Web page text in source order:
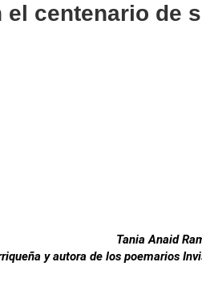
el centenario de
Tania Anaid
y autora de los poemarios